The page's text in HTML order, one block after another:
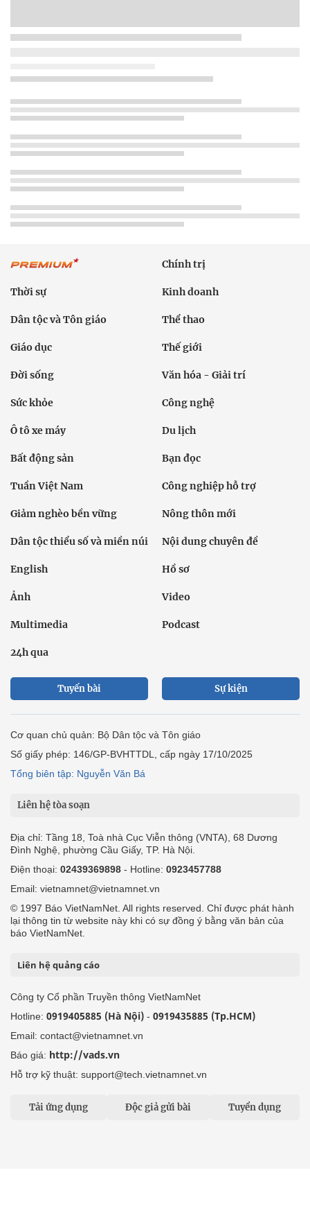
Chính trị
Thời sự Kinh doanh
Dân tộc và Tôn giáo Thể thao
Giáo dục Thế giới
Đời sống Văn hóa - Giải trí
Sức khỏe Công nghệ
Ô tô xe máy Du lịch
Bất động sản Bạn đọc
Tuần Việt Nam Công nghiệp hỗ trợ
Giảm nghèo bền vững Nông thôn mới
Dân tộc thiểu số và miền núi Nội dung chuyên đề
English Hồ sơ
Ảnh Video
Multimedia Podcast
24h qua
Tuyến bài Sự kiện
Cơ quan chủ quản: Bộ Dân tộc và Tôn giáo
Số giấy phép: 146/GP-BVHTTDL, cấp ngày 17/10/2025
Tổng biên tập: Nguyễn Văn Bá
Liên hệ tòa soạn
Địa chỉ: Tầng 18, Toà nhà Cục Viễn thông (VNTA), 68 Dương
Đình Nghệ, phường Cầu Giấy, TP. Hà Nội.
Điện thoại: 02439369898 - Hotline: 0923457788
Email: vietnamnet@vietnamnet.vn
© 1997 Báo VietNamNet. All rights reserved. Chỉ được phát hành
lại thông tin từ website này khi có sự đồng ý bằng văn bản của
báo VietNamNet.
Liên hệ quảng cáo
Công ty Cổ phần Truyền thông VietNamNet
Hotline: 0919405885 (Hà Nội) - 0919435885 (Tp.HCM)
Email: contact@vietnamnet.vn
Báo giá: http://vads.vn
Hỗ trợ kỹ thuật: support@tech.vietnamnet.vn
Tải ứng dụng Độc giả gửi bài Tuyển dụng